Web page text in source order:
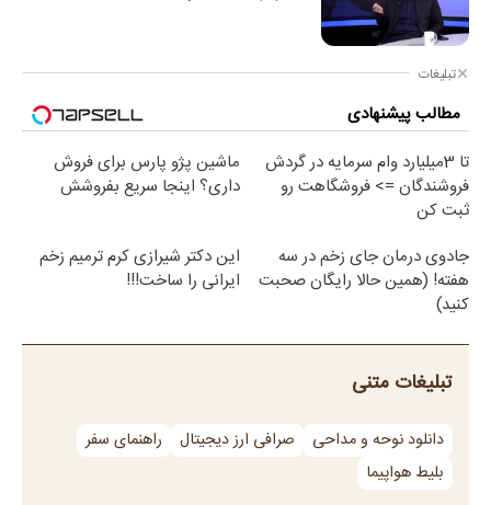
تبلیغات
مطالب پیشنهادی
تا 3میلیارد وام سرمایه در گردش
فروشندگان => فروشگاهت رو
ثبت کن
ماشین پژو پارس برای فروش
داری؟ اینجا سریع بفروشش
جادوی درمان جای زخم در سه
هفته! (همین حالا رایگان صحبت
کنید)
این دکتر شیرازی کرم ترمیم زخم
ایرانی را ساخت!!!
تبلیغات متنی
دانلود نوحه و مداحی صرافی ارز دیجیتال
راهنمای سفر
بلیط هواپیما